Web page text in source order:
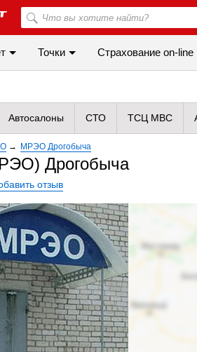
Точки Cтрахование on-line
Автосалоны СТО ТСЦ МВС
→ МРЭО Дрогобыча
Дрогобыча
отзыв